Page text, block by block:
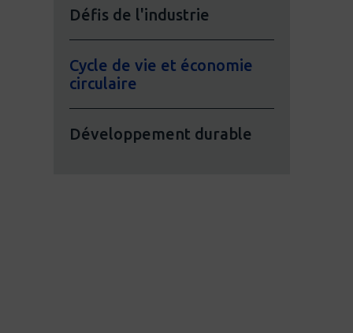
Défis de l'industrie
Cycle de vie et économie
circulaire
Développement durable